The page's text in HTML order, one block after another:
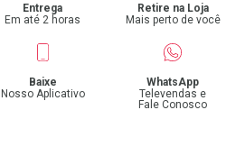
Entrega
Em até 2 horas
Retire na Loja
Mais perto de você
Baixe
Nosso Aplicativo
WhatsApp
Televendas e
Fale Conosco